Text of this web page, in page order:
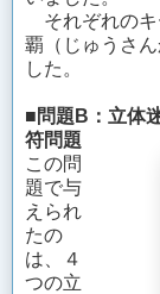
それぞれのキ
覇（じゅうさ
した。
■問題B：立体
符問題
この問
題で与
えられ
たの
は、４
つの立